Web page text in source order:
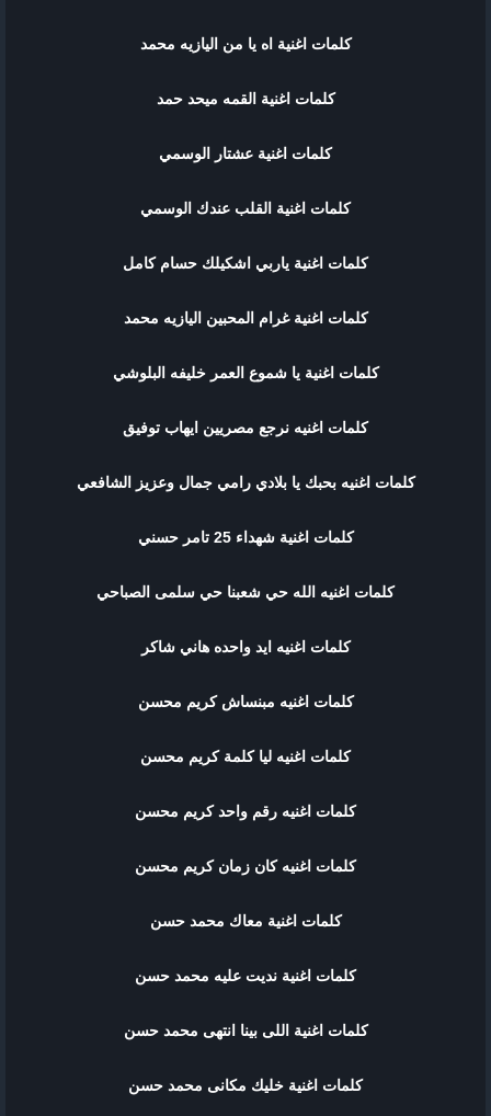
كلمات اغنية اه يا من اليازيه محمد
كلمات اغنية القمه ميحد حمد
كلمات اغنية عشتار الوسمي
كلمات اغنية القلب عندك الوسمي
كلمات اغنية ياربي اشكيلك حسام كامل
كلمات اغنية غرام المحبين اليازيه محمد
كلمات اغنية يا شموع العمر خليفه البلوشي
كلمات اغنيه نرجع مصريين ايهاب توفيق
كلمات اغنيه بحبك يا بلادي رامي جمال وعزيز الشافعي
كلمات اغنية شهداء 25 تامر حسني
كلمات اغنيه الله حي شعبنا حي سلمى الصباحي
كلمات اغنيه ايد واحده هاني شاكر
كلمات اغنيه مبنساش كريم محسن
كلمات اغنيه ليا كلمة كريم محسن
كلمات اغنيه رقم واحد كريم محسن
كلمات اغنيه كان زمان كريم محسن
كلمات اغنية معاك محمد حسن
كلمات اغنية نديت عليه محمد حسن
كلمات اغنية اللى بينا انتهى محمد حسن
كلمات اغنية خليك مكانى محمد حسن